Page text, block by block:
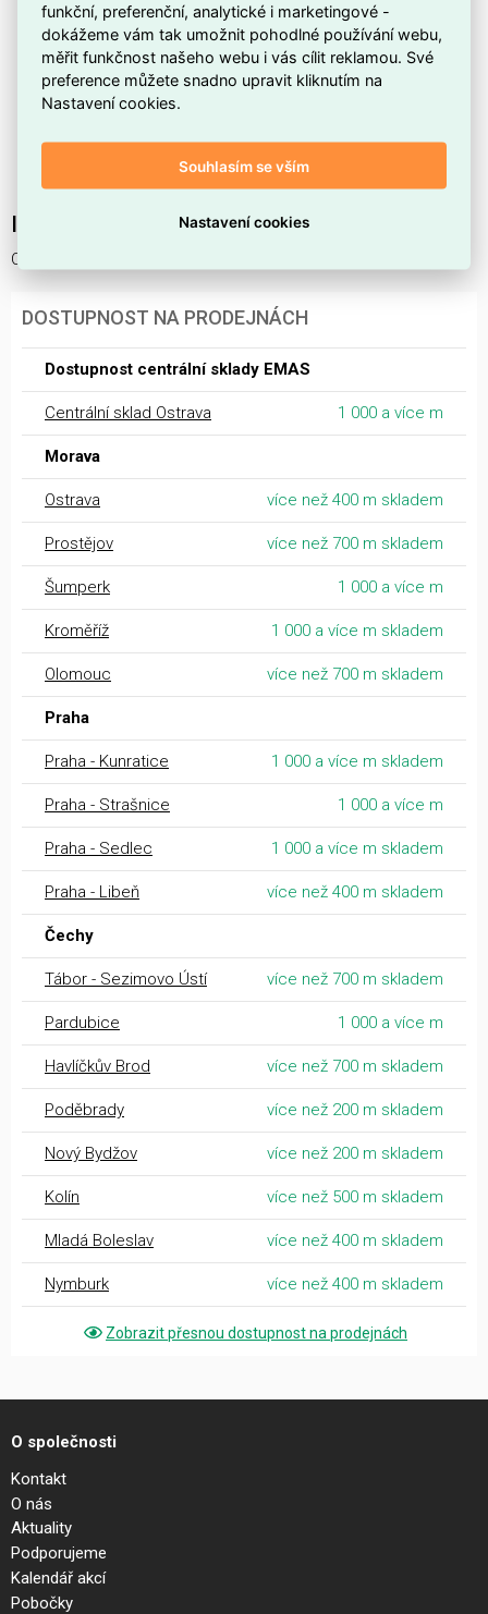
šíření plamene při požáru.
Patří do produktové řadyCYKY-J, určené pro pevné
uložení kabelů.
Kabel neníbez halogenů
Interní název produktu
CYKY-J 5 X 2,5 PREKL500
DOSTUPNOST NA PRODEJNÁCH
Dostupnost centrální sklady EMAS
Centrální sklad Ostrava 1 000 a více m
Morava
Ostrava více než 400 m skladem
Prostějov více než 700 m skladem
Šumperk 1 000 a více m
Kroměříž 1 000 a více m skladem
Olomouc více než 700 m skladem
Praha
Praha - Kunratice 1 000 a více m skladem
Praha - Strašnice 1 000 a více m
Praha - Sedlec 1 000 a více m skladem
Praha - Libeň více než 400 m skladem
Čechy
Tábor - Sezimovo Ústí více než 700 m skladem
Pardubice 1 000 a více m
Havlíčkův Brod více než 700 m skladem
Poděbrady více než 200 m skladem
Nový Bydžov více než 200 m skladem
Kolín více než 500 m skladem
Mladá Boleslav více než 400 m skladem
Nymburk více než 400 m skladem
Zobrazit přesnou dostupnost na prodejnách
O společnosti
Kontakt
O nás
Aktuality
Podporujeme
Kalendář akcí
Pobočky
funkční, preferenční, analytické i marketingové -
dokážeme vám tak umožnit pohodlné používání webu,
měřit funkčnost našeho webu i vás cílit reklamou. Své
preference můžete snadno upravit kliknutím na
Nastavení cookies.
Souhlasím se vším
Nastavení cookies